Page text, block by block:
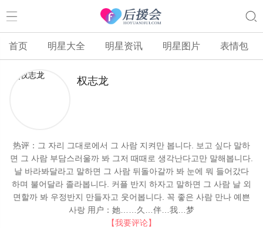
首页 明星大全 明星资讯 明星图片 表情包
权志龙
热评： 그 자리 그대로에서 그 사람 지켜만 봅니다. 보고 싶다 말하
면 그 사람 부담스러울까 봐 그저 때때로 생각난다고만 말해봅니다.
날 바라봐달라고 말하면 그 사람 뒤돌아갈까 봐 눈에 뭐 들어갔다
하며 불어달라 졸라봅니다. 커플 반지 하자고 말하면 그 사람 날 외
면할까 봐 우정반지 만들자고 웃어봅니다. 꼭 좋은 사람 만나 예쁜
사랑 用户：她……久…伴…我…梦
【我要评论】